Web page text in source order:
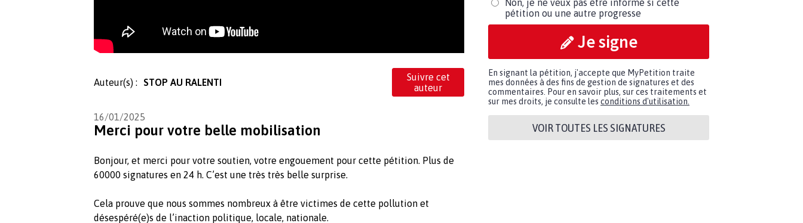
Auteur(s) : STOP AU RALENTI
Suivre cet
auteur
16/01/2025
Merci pour votre belle mobilisation
Bonjour, et merci pour votre soutien, votre engouement pour cette pétition. Plus de
60000 signatures en 24 h. C’est une très très belle surprise.
Cela prouve que nous sommes nombreux à être victimes de cette pollution et
désespéré(e)s de l’inaction politique, locale, nationale.
Non, je ne veux pas être informé si cette
pétition ou une autre progresse
Je signe
En signant la pétition, j'accepte que MyPetition traite
mes données à des fins de gestion de signatures et des
commentaires. Pour en savoir plus, sur ces traitements et
sur mes droits, je consulte les conditions d'utilisation.
VOIR TOUTES LES SIGNATURES